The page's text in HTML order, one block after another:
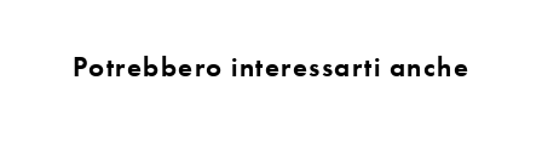
Potrebbero interessarti anche